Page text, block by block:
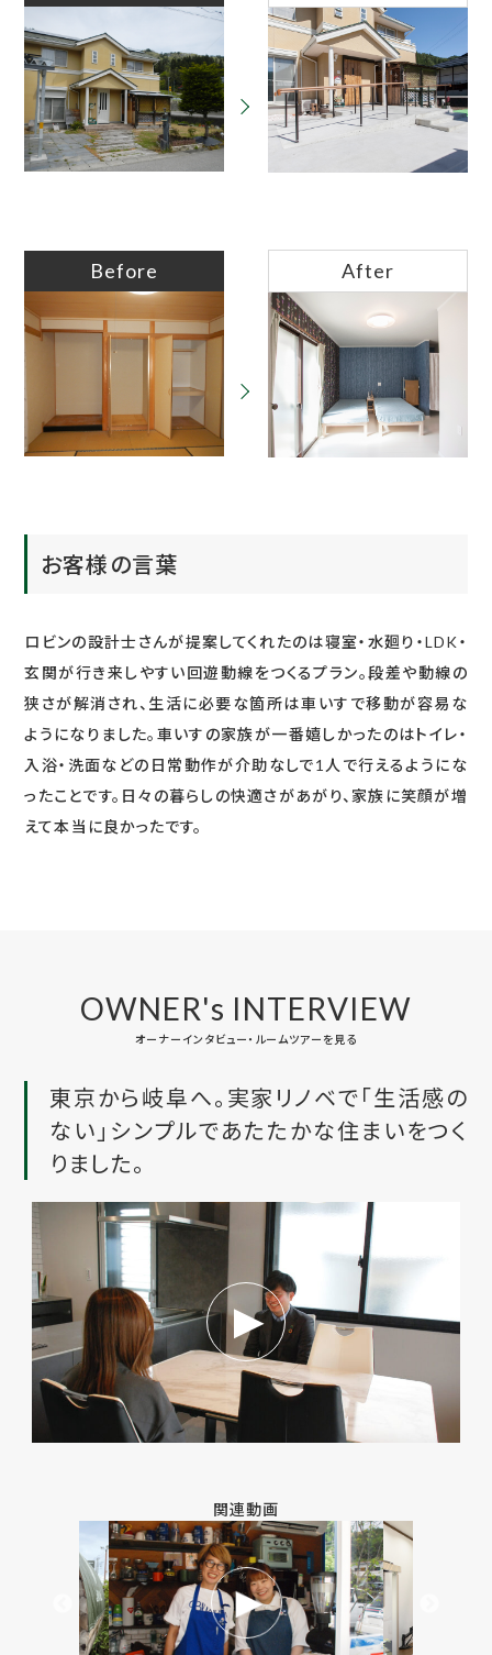
Before After
お客様の言葉
ロビンの設計士さんが提案してくれたのは寝室・水廻り・LDK・
玄関が行き来しやすい回遊動線をつくるプラン。段差や動線の
狭さが解消され、生活に必要な箇所は車いすで移動が容易な
ようになりました。車いすの家族が一番嬉しかったのはトイレ・
入浴・洗面などの日常動作が介助なしで1人で行えるようにな
ったことです。日々の暮らしの快適さがあがり、家族に笑顔が増
えて本当に良かったです。
OWNER's INTERVIEW
オーナーインタビュー・ルームツアーを見る
東京から岐阜へ。実家リノベで「生活感の
ない」シンプルであたたかな住まいをつく
りました。
関連動画